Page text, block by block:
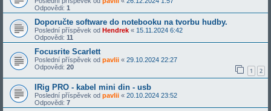
Odpovědi: 1
Doporučte software do notebooku na tvorbu hudby.
Poslední příspěvek od Hendrek « 15.11.2024 6:42
Odpovědi: 11
Focusrite Scarlett
Poslední příspěvek od pavlii « 29.10.2024 22:27
Odpovědi: 20 1 2
IRig PRO - kabel mini din - usb
Poslední příspěvek od pavlii « 20.10.2024 23:52
Odpovědi: 7